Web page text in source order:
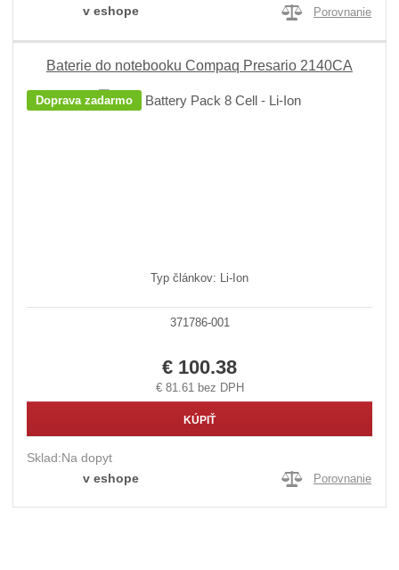
v eshope
Porovnanie
Baterie do notebooku Compaq Presario 2140CA
Doprava zadarmo
Typ článkov: Li-Ion
371786-001
€ 100.38
€ 81.61 bez DPH
KÚPIŤ
Sklad:Na dopyt
v eshope
Porovnanie